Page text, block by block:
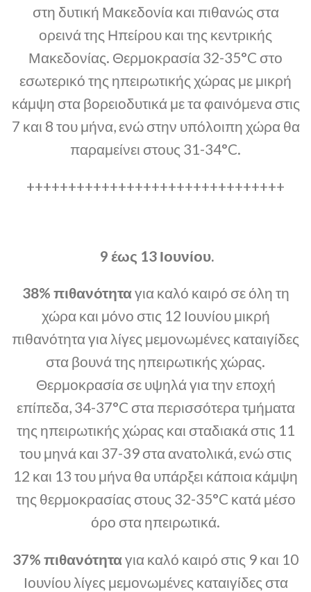
στη δυτική Μακεδονία και πιθανώς στα
ορεινά της Ηπείρου και της κεντρικής
Μακεδονίας. Θερμοκρασία 32-35°C στο
εσωτερικό της ηπειρωτικής χώρας με μικρή
κάμψη στα βορειοδυτικά με τα φαινόμενα στις
7 και 8 του μήνα, ενώ στην υπόλοιπη χώρα θα
παραμείνει στους 31-34°C.
+++++++++++++++++++++++++++++++
9 έως 13 Ιουνίου.
38% πιθανότηταγια καλό καιρό σε όλη τη
χώρα και μόνο στις 12 Ιουνίου μικρή
πιθανότητα για λίγες μεμονωμένες καταιγίδες
στα βουνά της ηπειρωτικής χώρας.
Θερμοκρασία σε υψηλά για την εποχή
επίπεδα, 34-37°C στα περισσότερα τμήματα
της ηπειρωτικής χώρας και σταδιακά στις 11
του μηνά και 37-39 στα ανατολικά, ενώ στις
12 και 13 του μήνα θα υπάρξει κάποια κάμψη
της θερμοκρασίας στους 32-35°C κατά μέσο
όρο στα ηπειρωτικά.
37% πιθανότηταγια καλό καιρό στις 9 και 10
Ιουνίου λίγες μεμονωμένες καταιγίδες στα